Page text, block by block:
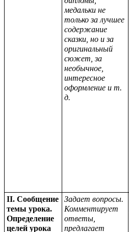
медальки не
только за лучшее
содержание
сказки, но и за
оригинальный
сюжет, за
необычное,
интересное
оформление и т.
д.
II. Сообщение
темы урока.
Определение
целей урока
Задает вопросы.
Комментирует
ответы,
предлагает